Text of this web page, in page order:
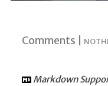
Comments |
Markdown